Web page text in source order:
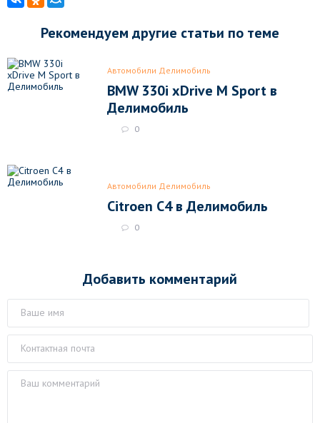
Рекомендуем другие статьи по теме
Автомобили Делимобиль
BMW 330i xDrive M Sport в
Делимобиль
0
Автомобили Делимобиль
Citroen C4 в Делимобиль
0
Добавить комментарий